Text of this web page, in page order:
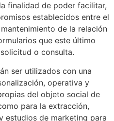
finalidad de poder facilitar,
establecidos entre el
de la relación
que este último
o consulta.
ser utilizados con una
operativa y
del objeto social de
para la extracción,
estudios de marketing para